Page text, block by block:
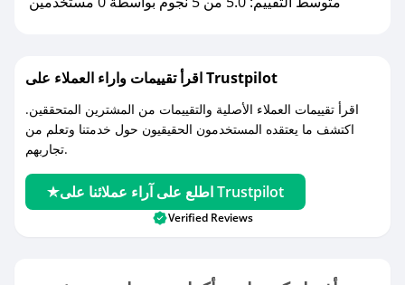
كوبونات خصم حصرية من اوتوبرو شوب!
اقرأ تقييمات واراء العملاء على Trustpilot
اقرأ تقييمات العملاء الأصلية والتقييمات من المشترين المتحققين.
اكتشف ما يعتقده المستخدمون الحقيقيون حول خدمتنا وتعلم من
تجاربهم.
اطلع على آراء عملائنا على Trustpilot
Verified Reviews